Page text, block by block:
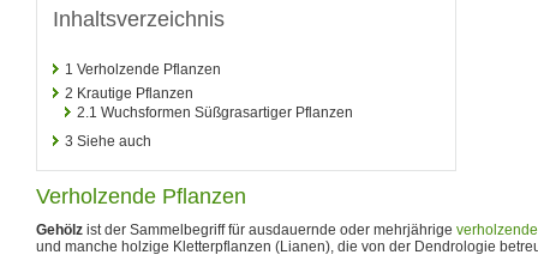
Inhaltsverzeichnis
1 Verholzende Pflanzen
2 Krautige Pflanzen
2.1 Wuchsformen Süßgrasartiger Pflanzen
3 Siehe auch
Verholzende Pflanzen
Gehölz ist der Sammelbegriff für ausdauernde oder mehrjährige verholzende
und manche holzige Kletterpflanzen (Lianen), die von der Dendrologie